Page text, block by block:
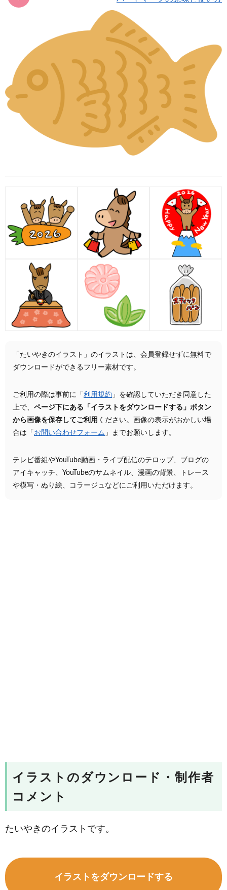
「たいやきのイラスト」のイラストは、会員登録せずに無料で
ダウンロードができるフリー素材です。
ご利用の際は事前に「 利用規約 」を確認していただき同意した
上で、 ページ下にある「イラストをダウンロードする」ボタン
から画像を保存してご利用 ください。画像の表示がおかしい場
合は「 お問い合わせフォーム 」までお願いします。
テレビ番組やYouTube動画・ライブ配信のテロップ、ブログの
アイキャッチ、YouTubeのサムネイル、漫画の背景、トレース
や模写・ぬり絵、コラージュなどにご利用いただけます。
イラストのダウンロード・制作者
コメント
たいやきのイラストです。
イラストをダウンロードする